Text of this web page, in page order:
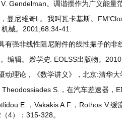
Gendelman。调谐摆作为广义能
曼尼维奇L。我叫瓦卡基斯。
械。2001;68:34-41.
有强非线性阻尼附件的线性振子的
编辑。 数学史. EOLSS出版物。2010
动理论，《数学讲义》，北京:清华
Theodossiades S.，在汽车差速器，
E.，Vakakis A.F.，Rothos V.
4）：315-328。